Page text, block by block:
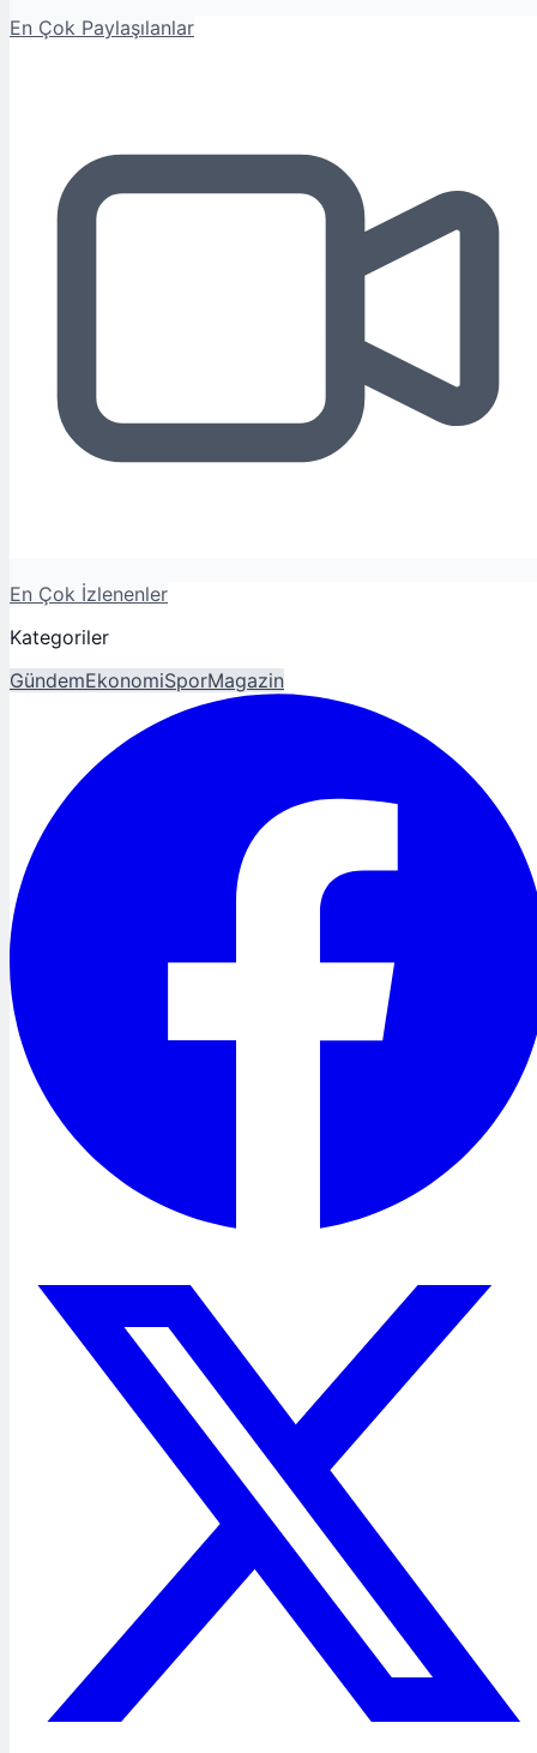
En Çok Paylaşılanlar
En Çok İzlenenler
Kategoriler
GündemEkonomiSporMagazin